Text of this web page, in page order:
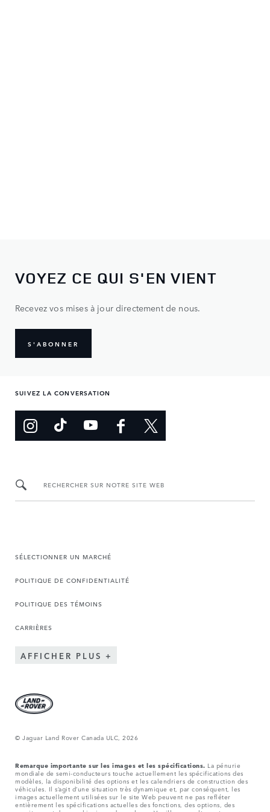
VOYEZ CE QUI S'EN VIENT
Recevez vos mises à jour directement de nous.
S'ABONNER
SUIVEZ LA CONVERSATION
RECHERCHER SUR NOTRE SITE WEB
SÉLECTIONNER UN MARCHÉ
POLITIQUE DE CONFIDENTIALITÉ
POLITIQUE DES TÉMOINS
CARRIÈRES
AFFICHER PLUS
© Jaguar Land Rover Canada ULC, 2026
Remarque importante sur les images et les spécifications. La pénurie
mondiale de semi-conducteurs touche actuellement les spécifications des
modèles, la disponibilité des options et les calendriers de construction des
véhicules. Il s’agit d’une situation très dynamique et, par conséquent, les
images actuellement utilisées sur le site Web peuvent ne pas refléter
entièrement les spécifications actuelles des fonctions, des options, des